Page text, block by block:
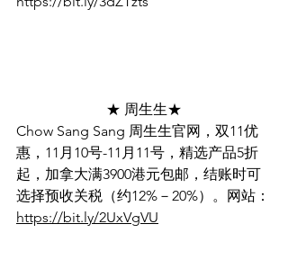
★ 周生生★
Chow Sang Sang 周生生官网，双11优
惠，11月10号-11月11号，精选产品5折
起，加拿大满3900港元包邮，结账时可
选择预收关税（约12%－20%）。网站：
https://bit.ly/2UxVgVU